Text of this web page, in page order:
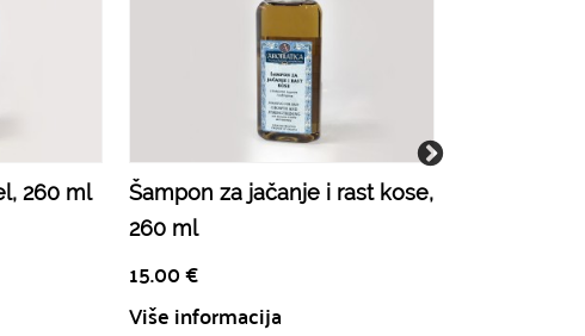
260 ml
Šampon za jačanje i rast kose,
260 ml
15.00€
Više informacija